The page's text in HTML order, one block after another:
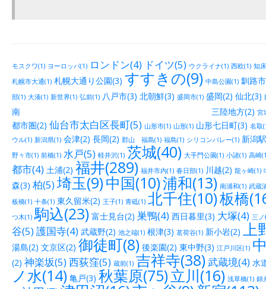
モスクワ(1) ヨーロッパ(1) ロンドン(4) ドイツ(5) ウクライナ(1) 西欧(1) 知
札幌市大通(1) 札幌大通り公園(3) すすきの(9) 中島公園(1) 釧路
部(1) 大湊(1) 新世界(1) 弘前(1) 八戸市(3) 北朝鮮(3) 盛岡市(1) 盛岡(2) 仙北(3)
南 三陸地方(2) 宮
都市圏(2) 仙台市太白区長町(5) 山形市(1) 山形(1) 山形七日町(3) 名取
ウル(1) 新潟県(1) 会津(2) 長岡(2) 郡山 福島(1) 福島(1) シリコンバレー(1) 新潟
野々市(1) 前橋(1) 水戸(5) 軽井沢(1) 茨城(40) 大手門公園(1) 小諸(1) 高崎
都市(4) 土浦(2) 福井(289) 福井市内(1) 春日部(1) 川越(2) 龍ヶ崎(1)
森(3) 柏(5)埼玉(9)中国(10)浦和(13) 南浦和(1) 武蔵
板橋(1) 十条(1) 東久留米(2) 王子(1) 青砥(1) 北千住(10)板橋
つ木(1) 駒込(23) 富士見台(2) 巣鴨(4) 西日暮里(3) 大塚(4) 三ノ
谷(5)護国寺(4) 武蔵野(2) 池之端(1) 根津(3) 茗荷谷(1) 新小岩(2) 上
湯島(2) 文京区(2) 御徒町(8) 後楽園(2) 東中野(3) 江戸川区(1)
(2) 神楽坂(5)西荻窪(5) 蔵前(1) 吉祥寺(38)武蔵境(4) 水
ノ水(14) 亀戸(3) 秋葉原(75)立川(16) 浅草橋(1) 錦